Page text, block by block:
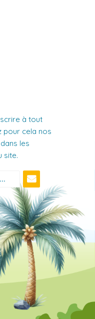
à tout
pour cela nos
les
site.